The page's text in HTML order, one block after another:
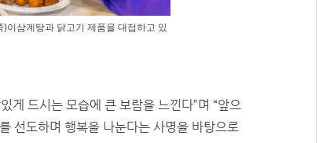
이삼계탕과 닭고기 제품을 대접하고 있
게 드시는 모습에 큰 보람을 느낀다”며 “앞으
선도하며 행복을 나눈다는 사명을 바탕으로